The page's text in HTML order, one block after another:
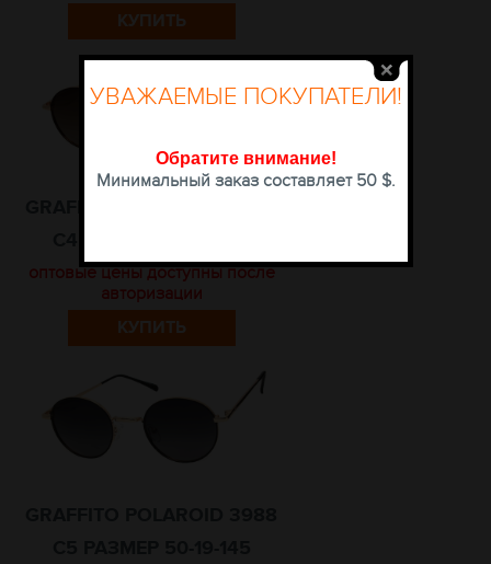
КУПИТЬ
оптовые цены доступны после
авторизации
КУПИТЬ
УВАЖАЕМЫЕ ПОКУПАТЕЛИ!
Обратите внимание!
Минимальный заказ составляет 50 $.